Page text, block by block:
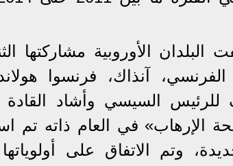
ديسمبر 2014 استأنفت البلدان الأوروبية
الفرنسي، آنذاك، فرنسوا
السيسي وأشاد القادة
الإرهاب» في العام ذاته تم